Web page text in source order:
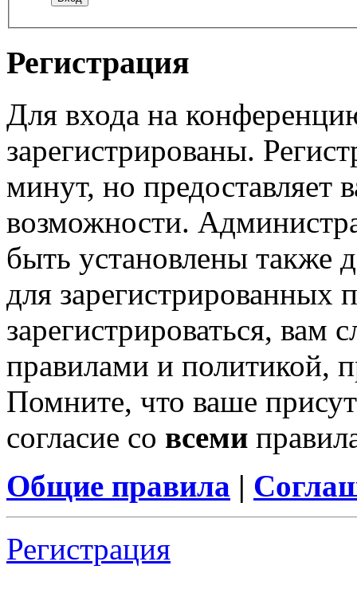
Регистрация
Для входа на
зарегистрированы.
минут, но предоставляет
возможности.
быть установлены также
для зарегистрированных
зарегистрироваться, вам
правилами и политикой,
Помните, что ваше
согласие со всеми
Общие правила |
Регистрация